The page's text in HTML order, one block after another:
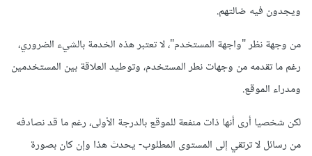
ويجدون فيه ضالتهم.
من وجهة نظر "واجهة المستخدم"، لا تعتبر هذه الخدمة بالشيء الضروري،
رغم ما تقدمه من وجهات نطر المستخدم، وتوطيد العلاقة بين المستخدمين
ومدراء الموقع.
لكن شخصيا أرى أنها ذات منفعة للموقع بالدرجة الأولى، رغم ما قد نصادفه
من رسائل لا ترتقي إلى المستوى المطلوب- يحدث هذا وإن كان بصورة